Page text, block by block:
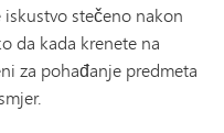
stečeno nakon
da kada krenete na
za pohađanje predmeta